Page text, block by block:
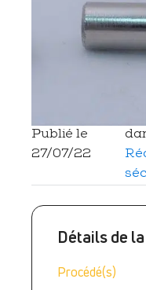
Publié le
27/07/22
Détails de
Procédé(s)